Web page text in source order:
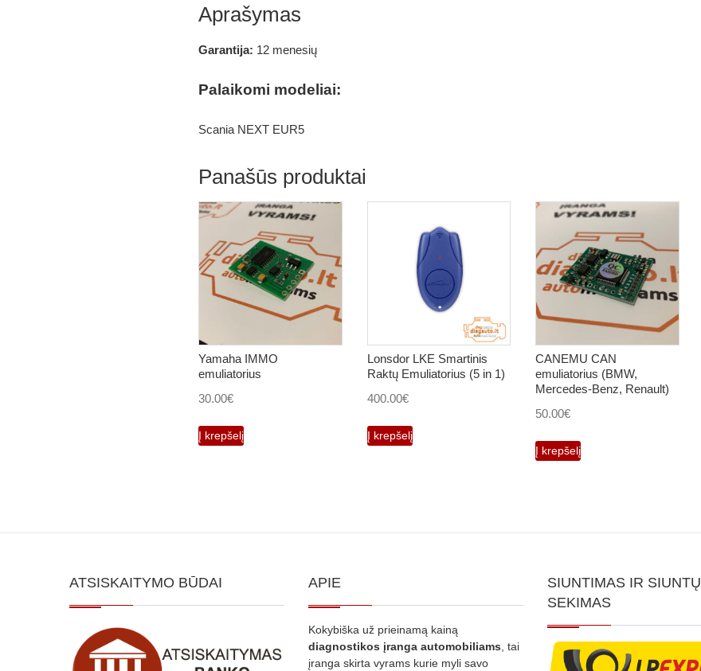
Aprašymas
Garantija: 12 menesių
Palaikomi modeliai:
Scania NEXT EUR5
Panašūs produktai
Yamaha IMMO
emuliatorius
30.00€
Į krepšelį
Lonsdor LKE Smartinis
Raktų Emuliatorius (5 in 1)
400.00€
Į krepšelį
CANEMU CAN
emuliatorius (BMW,
Mercedes-Benz, Renault)
50.00€
Į krepšelį
ATSISKAITYMO BŪDAI APIE
Kokybiška už prieinamą kainą
diagnostikos įranga automobiliams, tai
įranga skirta vyrams kurie myli savo
SIUNTIMAS IR SIUNTŲ
SEKIMAS